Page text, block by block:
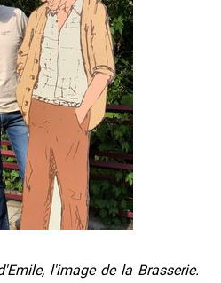
l'image de la Brasserie.